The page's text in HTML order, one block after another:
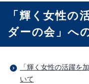
「輝く女性の
ダーの会」へ
「輝く女性の活躍を
いて